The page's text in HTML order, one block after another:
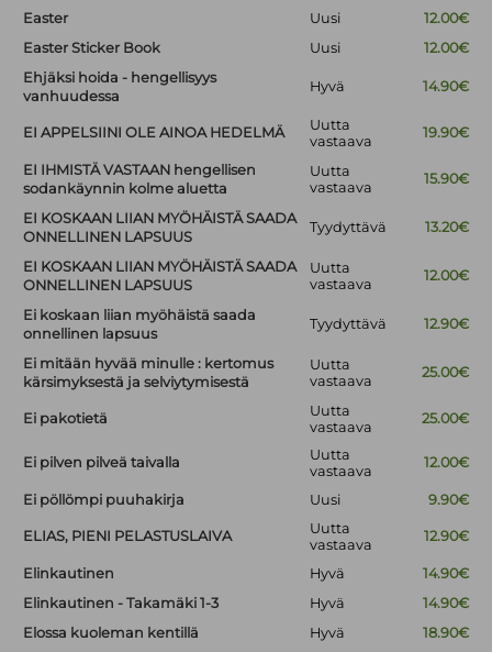
Easter Uusi
12.00€
Easter Sticker Book
Uusi
12.00€
Ehjäksi hoida - hengellisyys
vanhuudessa
Hyvä 14.90€
EI APPELSIINI OLE AINOA HEDELMÄ
Uutta
vastaava
19.90€
EI IHMISTÄ VASTAAN hengellisen
sodankäynnin kolme aluetta
Uutta
vastaava
15.90€
EI KOSKAAN LIIAN MYÖHÄISTÄ SAADA
ONNELLINEN LAPSUUS
Tyydyttävä 13.20€
EI KOSKAAN LIIAN MYÖHÄISTÄ SAADA
ONNELLINEN LAPSUUS
Uutta
vastaava
12.00€
Ei koskaan liian myöhäistä saada
onnellinen lapsuus
Tyydyttävä 12.90€
Ei mitään hyvää minulle : kertomus
kärsimyksestä ja selviytymisestä
Uutta
vastaava
25.00€
Ei pakotietä
Uutta
vastaava
25.00€
Ei pilven pilveä taivalla
Uutta
vastaava
12.00€
Ei pöllömpi puuhakirja Uusi 9.90€
ELIAS, PIENI PELASTUSLAIVA
Uutta
vastaava
12.90€
Elinkautinen Hyvä
14.90€
Elinkautinen - Takamäki 1-3
Hyvä
14.90€
Elossa kuoleman kentillä
Hyvä 18.90€